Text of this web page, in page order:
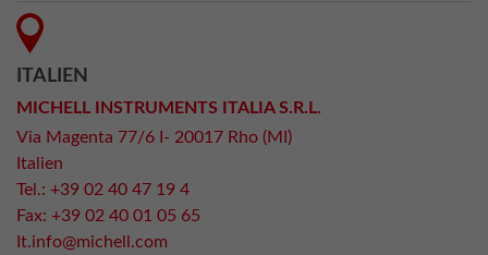
ITALIEN
MICHELL INSTRUMENTS ITALIA S.R.L.
Via Magenta 77/6 I- 20017 Rho (MI)
Italien
Tel.: +39 02 40 47 19 4
Fax: +39 02 40 01 05 65
It.info@michell.com